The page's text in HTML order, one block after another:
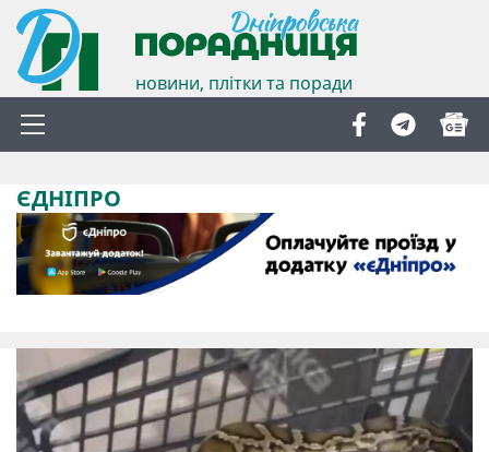
новини, плітки та поради
ЄДНІПРО